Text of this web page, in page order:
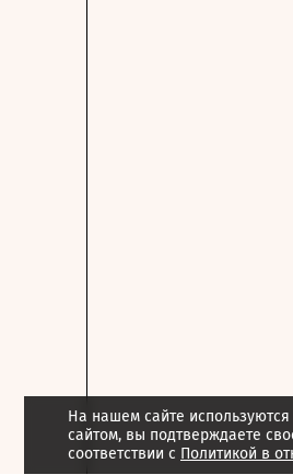
На нашем сайте
сайтом, вы подтверждаете
соответствии с Политикой в